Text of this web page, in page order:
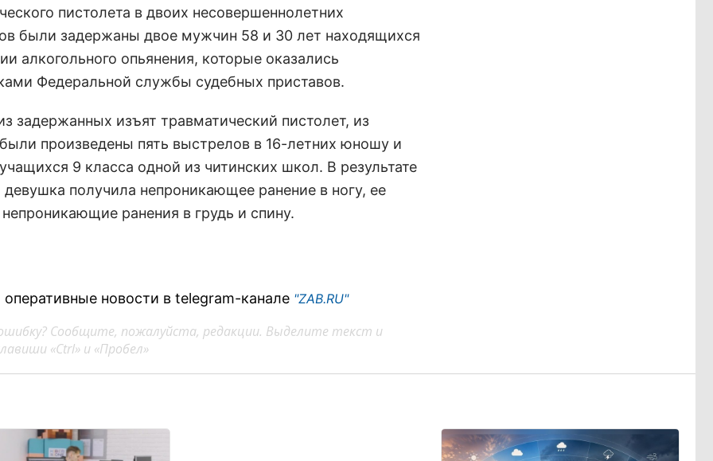
пистолета в двоих несовершеннолетних
были задержаны двое мужчин 58 и 30 лет находящихся
алкогольного опьянения, которые оказались
Федеральной службы судебных приставов.
задержанных изъят травматический пистолет, из
произведены пять выстрелов в 16-летних юношу и
9 класса одной из читинских школ. В результате
получила непроникающее ранение в ногу, ее
ранения в грудь и спину.
новости в telegram-канале "ZAB.RU"
Сообщите, пожалуйста, редакции. Выделите текст и
«Ctrl» и «Пробел»